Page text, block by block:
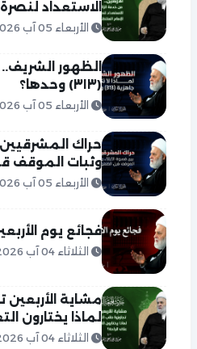
الاستعداد
الأربعاء 05 آب 2026
الظهور
(٣١٣) وحدها؟
الأربعاء 05 آب 2026
حراك
وثبات الموقف
الأربعاء 05 آب 2026
فجائع يوم
الثلاثاء 04 آب 2026
مشاية الأربعين
لماذا يختارون
الثلاثاء 04 آب 2026